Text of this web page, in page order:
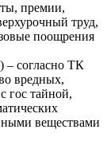
премии,
труд,
поощрения
– согласно ТК
вредных,
гос тайной,
веществами